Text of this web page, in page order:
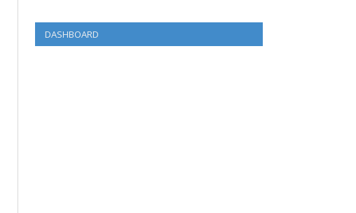
DASHBOARD